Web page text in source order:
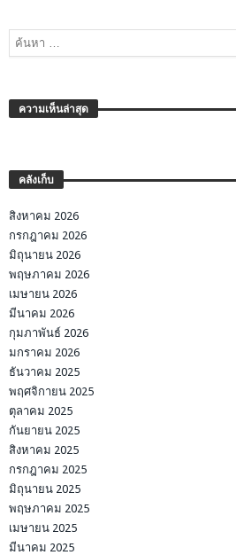
ความเห็นล่าสุด
คลังเก็บ
สิงหาคม 2026
กรกฎาคม 2026
มิถุนายน 2026
พฤษภาคม 2026
เมษายน 2026
มีนาคม 2026
กุมภาพันธ์ 2026
มกราคม 2026
ธันวาคม 2025
พฤศจิกายน 2025
ตุลาคม 2025
กันยายน 2025
สิงหาคม 2025
กรกฎาคม 2025
มิถุนายน 2025
พฤษภาคม 2025
เมษายน 2025
มีนาคม 2025